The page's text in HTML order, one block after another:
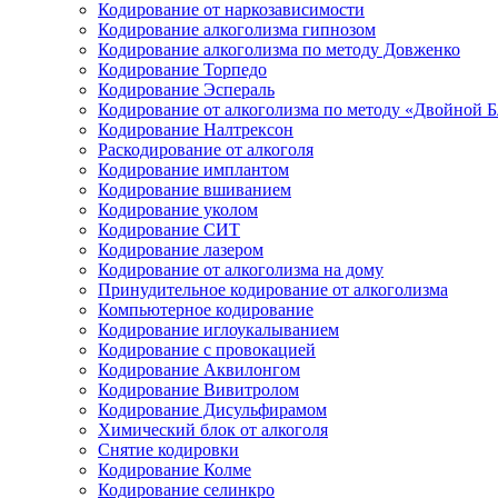
Кодирование от наркозависимости
Кодирование алкоголизма гипнозом
Кодирование алкоголизма по методу Довженко
Кодирование Торпедо
Кодирование Эспераль
Кодирование от алкоголизма по методу «Двойной
Кодирование Налтрексон
Раскодирование от алкоголя
Кодирование имплантом
Кодирование вшиванием
Кодирование уколом
Кодирование СИТ
Кодирование лазером
Кодирование от алкоголизма на дому
Принудительное кодирование от алкоголизма
Компьютерное кодирование
Кодирование иглоукалыванием
Кодирование с провокацией
Кодирование Аквилонгом
Кодирование Вивитролом
Кодирование Дисульфирамом
Химический блок от алкоголя
Снятие кодировки
Кодирование Колме
Кодирование селинкро